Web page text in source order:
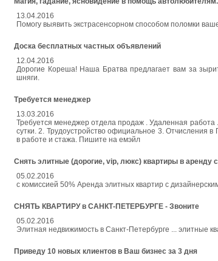
13.04.2016
Помогу выявить экстрасенсорном способом поломки
Доска бесплатных частных объявлений
12.04.2016
Дорогие Кореша! Наша Братва предлагает вам за
шняги.
Требуется менеджер
13.03.2016
Требуется менеджер отдела продаж . Удаленная работа
сутки. 2. Трудоустройство официальное 3. Отчисления
в работе и стажа. Пишите на емэйл
Снять элитные (дорогие, vip, люкс) квартиры в аренду
05.02.2016
с комиссией 50% Аренда элитных квартир с
СНЯТЬ КВАРТИРУ в САНКТ-ПЕТЕРБУРГЕ - Звоните
05.02.2016
Элитная недвижимость в Санкт-Петербурге ... элитные
Приведу 10 новых клиентов в Ваш бизнес за 3 дня